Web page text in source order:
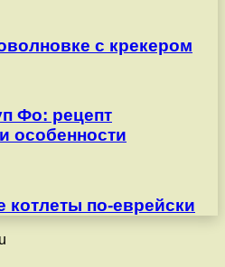
с крекером
Фо: рецепт
особенности
по-еврейски